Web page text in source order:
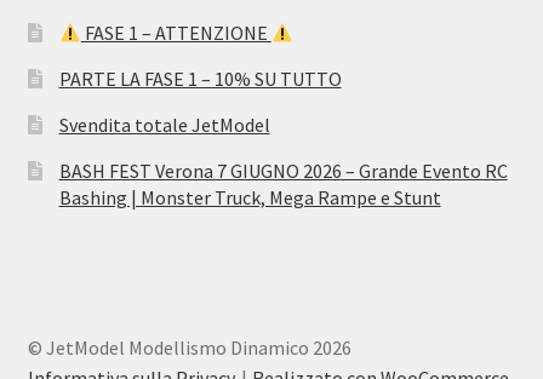
FASE 1 – ATTENZIONE
PARTE LA FASE 1 – 10% SU TUTTO
Svendita totale JetModel
BASH FEST Verona 7 GIUGNO 2026 – Grande Evento RC
Bashing | Monster Truck, Mega Rampe e Stunt
© JetModel Modellismo Dinamico 2026